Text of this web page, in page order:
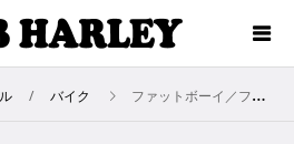
バイク ファットボーイ／ファットボーイ114（FAT BOY／FAT BOY114）【2019年モデル／ハーレーカタログ】